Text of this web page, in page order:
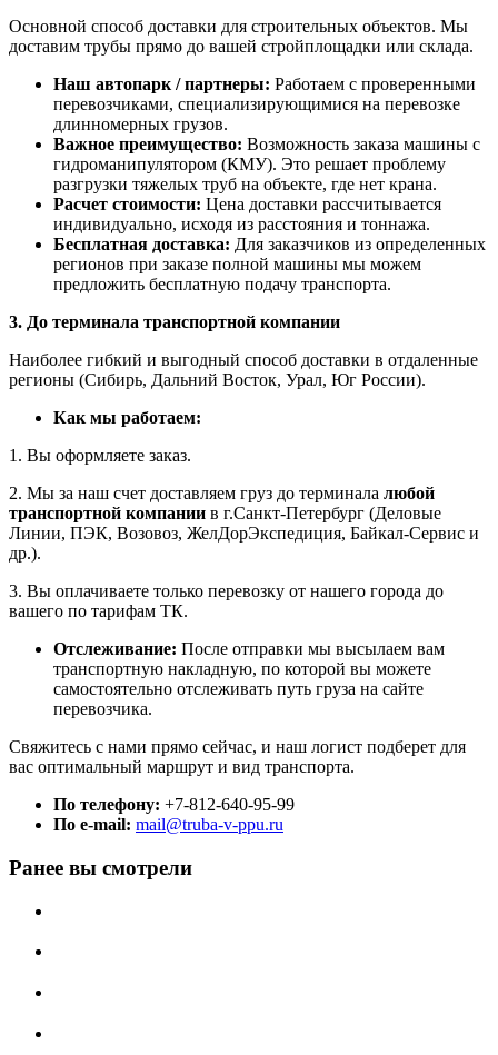
Основной способ доставки для строительных объектов. Мы
доставим трубы прямо до вашей стройплощадки или склада.
Наш автопарк / партнеры: Работаем с проверенными
перевозчиками, специализирующимися на перевозке
длинномерных грузов.
Важное преимущество: Возможность заказа машины с
гидроманипулятором (КМУ). Это решает проблему
разгрузки тяжелых труб на объекте, где нет крана.
Расчет стоимости: Цена доставки рассчитывается
индивидуально, исходя из расстояния и тоннажа.
Бесплатная доставка: Для заказчиков из определенных
регионов при заказе полной машины мы можем
предложить бесплатную подачу транспорта.
3. До терминала транспортной компании
Наиболее гибкий и выгодный способ доставки в отдаленные
регионы (Сибирь, Дальний Восток, Урал, Юг России).
Как мы работаем:
1. Вы оформляете заказ.
2. Мы за наш счет доставляем груз до терминала любой
транспортной компании в г.Санкт-Петербург (Деловые
Линии, ПЭК, Возовоз, ЖелДорЭкспедиция, Байкал-Сервис и
др.).
3. Вы оплачиваете только перевозку от нашего города до
вашего по тарифам ТК.
Отслеживание: После отправки мы высылаем вам
транспортную накладную, по которой вы можете
самостоятельно отслеживать путь груза на сайте
перевозчика.
Свяжитесь с нами прямо сейчас, и наш логист подберет для
вас оптимальный маршрут и вид транспорта.
По телефону: +7-812-640-95-99
По e-mail: mail@truba-v-ppu.ru
Ранее вы смотрели